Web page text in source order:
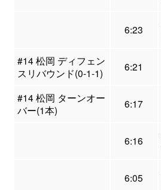
6:23
#14 松岡 ディフェン
スリバウンド(0-1-1)
6:21
#14 松岡 ターンオー
バー(1本)
6:17
6:16
6:05